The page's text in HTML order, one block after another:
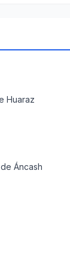
Huaraz
Áncash